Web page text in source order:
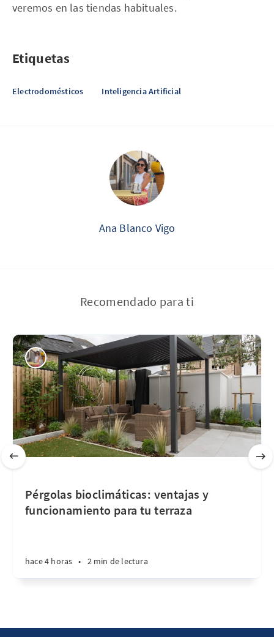
veremos en las tiendas habituales.
Etiquetas
Electrodomésticos Inteligencia Artificial
Ana Blanco Vigo
Recomendado para ti
Pérgolas bioclimáticas: ventajas y
funcionamiento para tu terraza
hace 4 horas • 2 min de lectura